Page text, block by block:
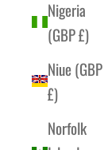
Nigeria
(GBP £)
Niue (GBP
£)
Norfolk